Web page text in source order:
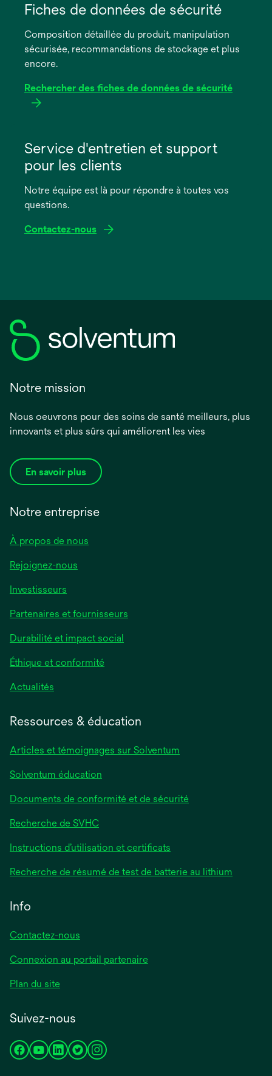
dans
nouvel
onglet
Fiches de données de sécurité
Composition détaillée du produit, manipulation
sécurisée, recommandations de stockage et plus
encore.
Rechercher des fiches de données de sécurité
dans
nouvel
onglet
Service d'entretien et support
pour les clients
Notre équipe est là pour répondre à toutes vos
questions.
Contactez-nous
Notre mission
Nous oeuvrons pour des soins de santé meilleurs, plus
innovants et plus sûrs qui améliorent les vies
En savoir plus
Notre entreprise
À propos de nous
Rejoignez-nous
Investisseurs
Partenaires et fournisseurs
Durabilité et impact social
Éthique et conformité
Actualités
Ressources & éducation
Articles et témoignages sur Solventum
Solventum éducation
Documents de conformité et de sécurité
Recherche de SVHC
Instructions d’utilisation et certificats
Recherche de résumé de test de batterie au lithium
Info
Contactez-nous
Connexion au portail partenaire
Plan du site
Suivez-nous
s’ouvres’ouvres’ouvres’ouvres’ouvre